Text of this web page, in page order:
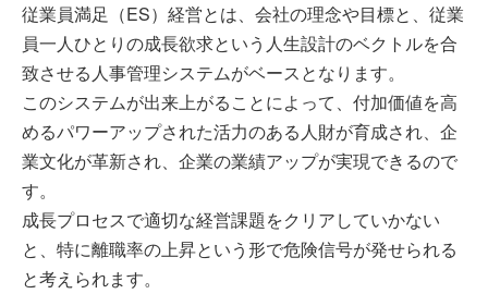
従業員満足（ES）経営とは、会社の理念や目標と、従業
員一人ひとりの成長欲求という人生設計のベクトルを合
致させる人事管理システムがベースとなります。
このシステムが出来上がることによって、付加価値を高
めるパワーアップされた活力のある人財が育成され、企
業文化が革新され、企業の業績アップが実現できるので
す。
成長プロセスで適切な経営課題をクリアしていかない
と、特に離職率の上昇という形で危険信号が発せられる
と考えられます。